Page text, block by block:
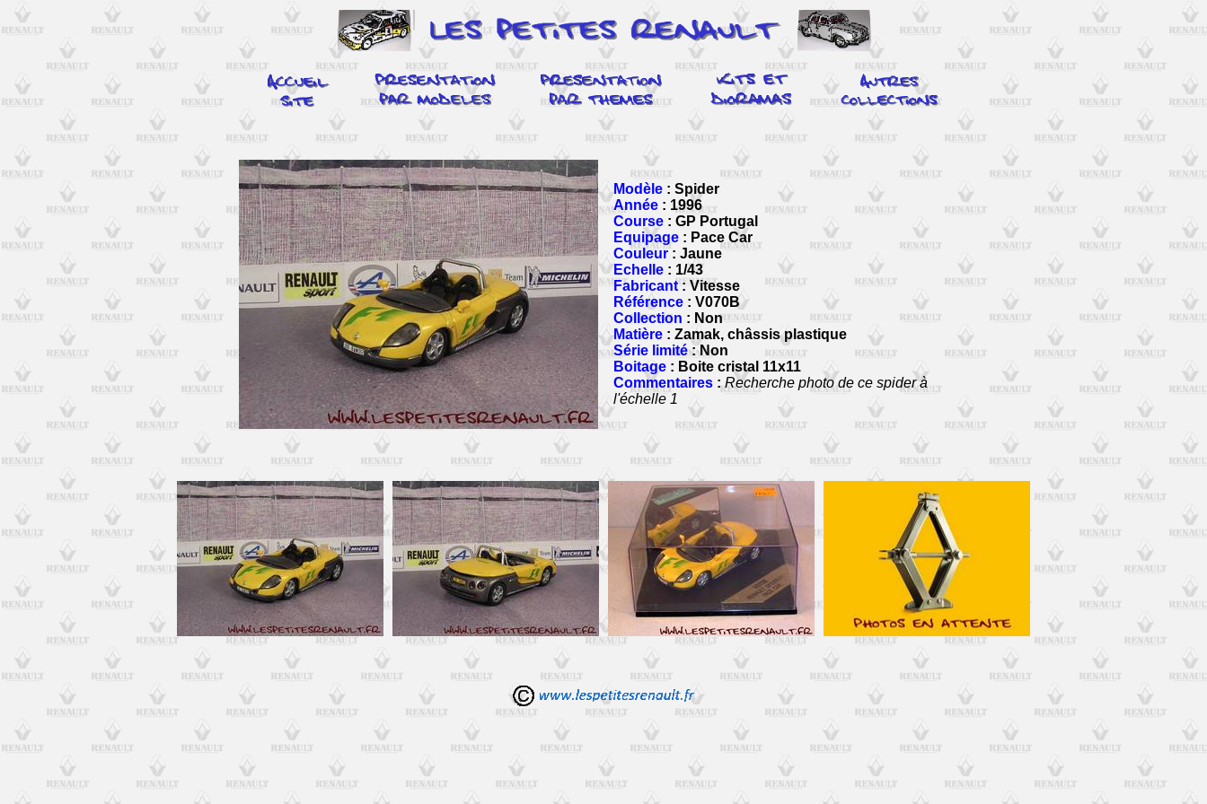
Modèle : Spider
Année : 1996
Course : GP Portugal
Equipage : Pace Car
Couleur: Jaune
Echelle : 1/43
Fabricant: Vitesse
Référence : V070B
Collection : Non
Matière : Zamak, châssis plastique
Série limité: Non
Boitage : Boite cristal 11x11
Commentaires :Recherche photo de ce spider à
l'échelle 1